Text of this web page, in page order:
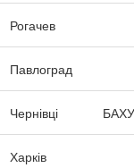
Рогачев
Павлоград
Чернівці
Харків